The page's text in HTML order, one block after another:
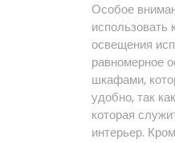
Особое
использовать
освещения
равномерное
шкафами,
удобно, так
которая
интерьер.